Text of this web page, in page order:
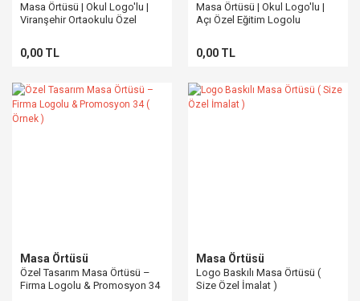
Masa Örtüsü | Okul Logo'lu |
Viranşehir Ortaokulu Özel
0,00 TL
Masa Örtüsü | Okul Logo'lu |
Açı Özel Eğitim Logolu
0,00 TL
Masa Örtüsü
Özel Tasarım Masa Örtüsü –
Firma Logolu & Promosyon 34
Masa Örtüsü
Logo Baskılı Masa Örtüsü (
Size Özel İmalat )